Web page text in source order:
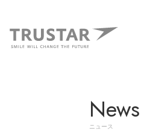
News
ニュース